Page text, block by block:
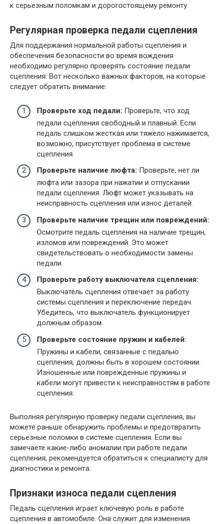
к серьезным поломкам и дорогостоящему ремонту.
Регулярная проверка педали сцепления
Для поддержания нормальной работы сцепления и
обеспечения безопасности во время вождения
необходимо регулярно проверять состояние педали
сцепления. Вот несколько важных факторов, на которые
следует обратить внимание:
Проверьте ход педали: Проверьте, что ход
педали сцепления свободный и плавный. Если
педаль слишком жесткая или тяжело нажимается,
возможно, присутствует проблема в системе
сцепления.
Проверьте наличие люфта: Проверьте, нет ли
люфта или зазора при нажатии и отпускании
педали сцепления. Люфт может указывать на
неисправность сцепления или износ деталей.
Проверьте наличие трещин или повреждений:
Осмотрите педаль сцепления на наличие трещин,
изломов или повреждений. Это может
свидетельствовать о необходимости замены
педали.
Проверьте работу выключателя сцепления:
Выключатель сцепления отвечает за работу
системы сцепления и переключение передач.
Убедитесь, что выключатель функционирует
должным образом.
Проверьте состояние пружин и кабелей:
Пружины и кабели, связанные с педалью
сцепления, должны быть в хорошем состоянии.
Изношенные или поврежденные пружины и
кабели могут привести к неисправностям в работе
сцепления.
Выполняя регулярную проверку педали сцепления, вы
можете раньше обнаружить проблемы и предотвратить
серьезные поломки в системе сцепления. Если вы
замечаете какие-либо аномалии при работе педали
сцепления, рекомендуется обратиться к специалисту для
диагностики и ремонта.
Признаки износа педали сцепления
Педаль сцепления играет ключевую роль в работе
сцепления в автомобиле. Она служит для изменения